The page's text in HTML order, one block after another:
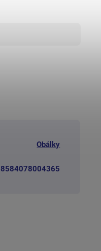
Obálky
8584078004365